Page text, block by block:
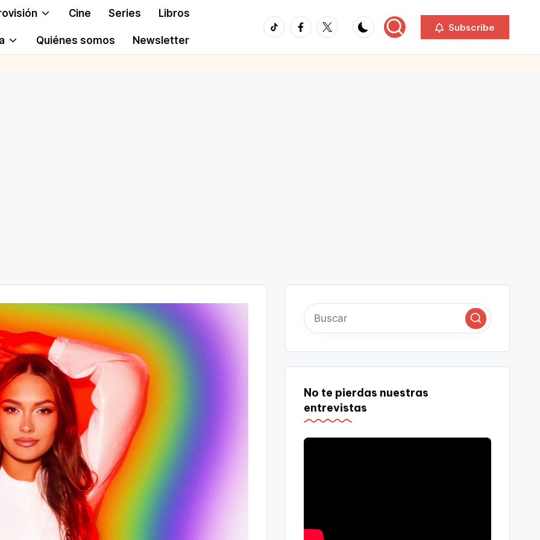
Cine Series Libros
Quiénes somos Newsletter
TikTokFacebook
Twitter Subscribe
No te pierdas nuestras
entrevistas